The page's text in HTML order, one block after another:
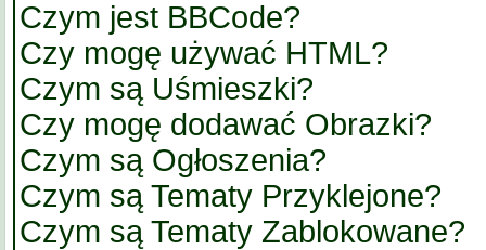
Czym jest BBCode?
Czy mogę używać HTML?
Czym są Uśmieszki?
Czy mogę dodawać Obrazki?
Czym są Ogłoszenia?
Czym są Tematy Przyklejone?
Czym są Tematy Zablokowane?